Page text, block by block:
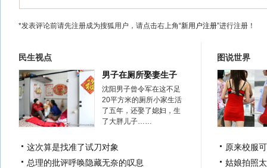
*发表评论前请先注册成为搜狐用户，请点击右上角“新用户注册”进行注册！
民生视点
男子在厕所娶妻生子
沈阳男子曾令军在这不足
20平方米的厕所小家生活
了五年，还娶了媳妇，生
了大胖儿子……
这次算是找准了试刀对象
总理的批评呼唤隐藏无奈的叹息
图说世界
原来校服
姑娘拍照